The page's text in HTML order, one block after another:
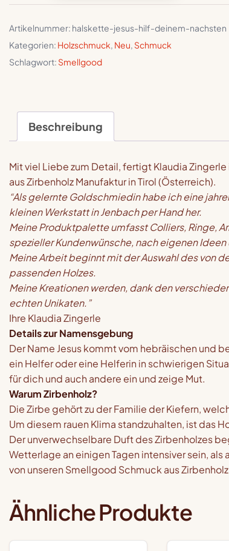
deinem
Nächsten!
Artikelnummer: halskette-jesus-hilf-deinem-nachsten
Kategorien: Holzschmuck, Neu, Schmuck
Schlagwort: Smellgood
Beschreibung
Mit viel Liebe zum Detail, fertigt Klaudia
aus Zirbenholz Manufaktur in Tirol (Österreich).
“Als gelernte Goldschmiedin habe ich eine
kleinen Werkstatt in Jenbach per Hand her.
Meine Produktpalette umfasst Colliers, Ringe,
spezieller Kundenwünsche, nach eigenen Ideen
Meine Arbeit beginnt mit der Auswahl des von
passenden Holzes.
Meine Kreationen werden, dank den
echten Unikaten.”
Ihre Klaudia Zingerle
Details zur Namensgebung
Der Name Jesus kommt vom hebräischen und
ein Helfer oder eine Helferin in schwierigen
für dich und auch andere ein und zeige Mut.
Warum Zirbenholz?
Die Zirbe gehört zu der Familie der Kiefern,
Um diesem rauen Klima standzuhalten, ist das
Der unverwechselbare Duft des Zirbenholzes
Wetterlage an einigen Tagen intensiver sein,
von unseren Smellgood Schmuck aus
Ähnliche Produkte